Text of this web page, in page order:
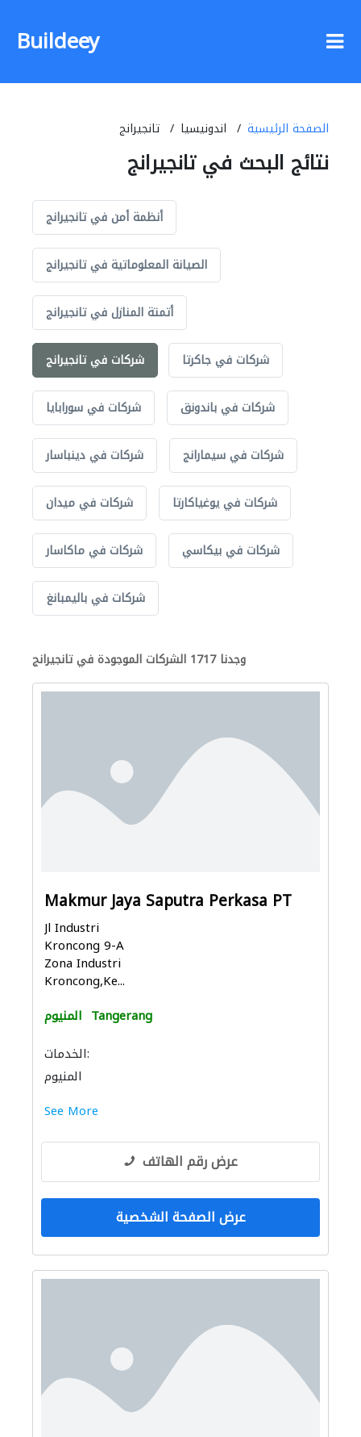
Buildeey
الصفحة الرئيسية اندونيسيا تانجيرانج
نتائج البحث في تانجيرانج
أنظمة أمن في تانجيرانج
الصيانة المعلوماتية في تانجيرانج
أتمتة المنازل في تانجيرانج
شركات في تانجيرانج شركات في جاكرتا
شركات في سورابايا شركات في باندونق
شركات في دينباسار شركات في سيمارانج
شركات في ميدان شركات في يوغياكارتا
شركات في ماكاسار شركات في بيكاسي
شركات في باليمبانغ
وجدنا 1717 الشركات الموجودة في تانجيرانج
Makmur Jaya Saputra Perkasa PT
Jl Industri
Kroncong 9-A
Zona Industri
Kroncong,Ke...
المنيوم Tangerang
الخدمات:
المنيوم
See More
عرض رقم الهاتف
عرض الصفحة الشخصية